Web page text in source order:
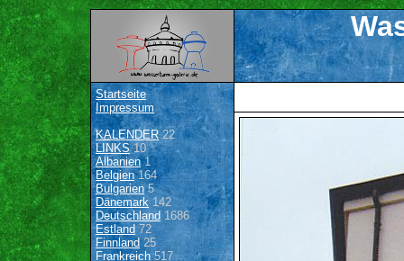
Startseite
Impressum
KALENDER22
LINKS10
Albanien1
Belgien164
Bulgarien 5
Dänemark142
Deutschland 1686
Estland 72
Finnland 25
Frankreich517